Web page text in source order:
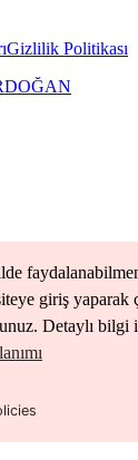
giriş yaparak
Detaylı bilgi
Gizlilik Politikası